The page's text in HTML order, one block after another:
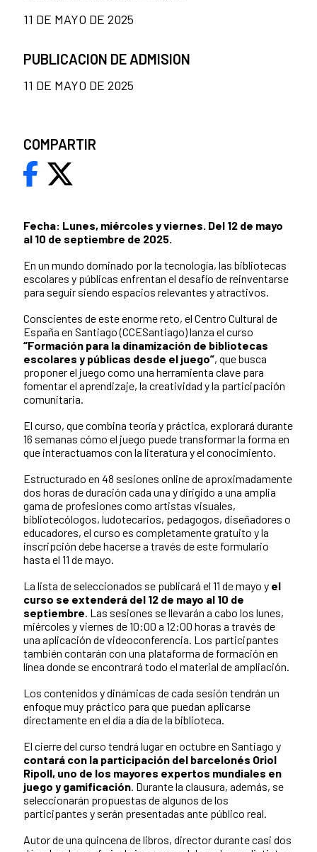
Fecha: Lunes, miércoles y viernes. Del 12 de mayo
al 10 de septiembre de 2025.
En un mundo dominado por la tecnología, las bibliotecas
escolares y públicas enfrentan el desafío de reinventarse
para seguir siendo espacios relevantes y atractivos.
Conscientes de este enorme reto, el Centro Cultural de
España en Santiago (CCESantiago) lanza el curso
“Formación para la dinamización de bibliotecas
escolares y públicas desde el juego”, que busca
proponer el juego como una herramienta clave para
fomentar el aprendizaje, la creatividad y la participación
comunitaria.
El curso, que combina teoría y práctica, explorará durante
16 semanas cómo el juego puede transformar la forma en
que interactuamos con la literatura y el conocimiento.
Estructurado en 48 sesiones online de aproximadamente
dos horas de duración cada una y dirigido a una amplia
gama de profesiones como artistas visuales,
bibliotecólogos, ludotecarios, pedagogos, diseñadores o
educadores, el curso es completamente gratuito y la
inscripción debe hacerse a través de este formulario
hasta el 11 de mayo.
La lista de seleccionados se publicará el 11 de mayo y el
curso se extenderá del 12 de mayo al 10 de
septiembre. Las sesiones se llevarán a cabo los lunes,
miércoles y viernes de 10:00 a 12:00 horas a través de
una aplicación de videoconferencia. Los participantes
también contarán con una plataforma de formación en
línea donde se encontrará todo el material de ampliación.
Los contenidos y dinámicas de cada sesión tendrán un
enfoque muy práctico para que puedan aplicarse
directamente en el día a día de la biblioteca.
El cierre del curso tendrá lugar en octubre en Santiago y
contará con la participación del barcelonés Oriol
Ripoll, uno de los mayores expertos mundiales en
juego y gamificación. Durante la clausura, además, se
seleccionarán propuestas de algunos de los
participantes y serán presentadas ante público real.
Autor de una quincena de libros, director durante casi dos
11 DE MAYO DE 2025
PUBLICACION DE ADMISION
11 DE MAYO DE 2025
COMPARTIR